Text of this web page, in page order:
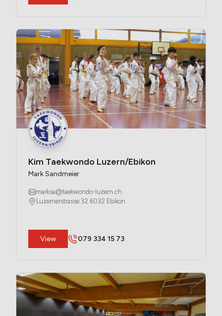
Kim Taekwondo Luzern/Ebikon
Mark Sandmeier
marksa@taekwondo-luzern.ch
Luzernerstrasse 32 6032 Ebikon
​View 079 334 15 73